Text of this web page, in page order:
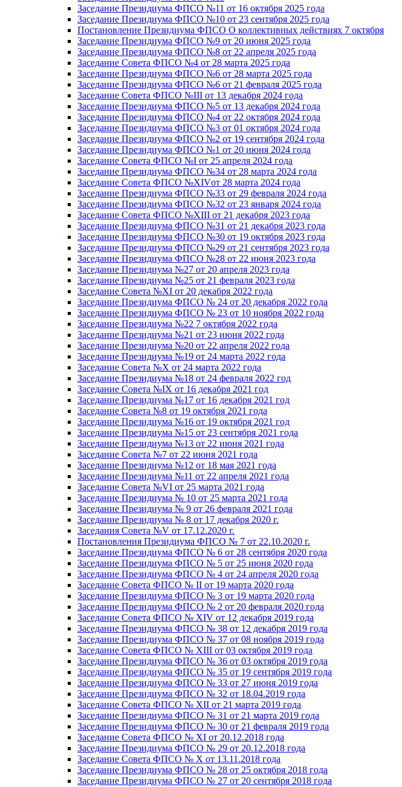
Заседание Президиума ФПСО №11 от 16 октября 2025 года
Заседание Президиума ФПСО №10 от 23 сентября 2025 года
Постановление Президиума ФПСО О коллективных действиях 7 октября
Заседание Президиума ФПСО №9 от 20 июня 2025 года
Заседание Президиума ФПСО №8 от 22 апреля 2025 года
Заседание Совета ФПСО №4 от 28 марта 2025 года
Заседание Президиума ФПСО №6 от 28 марта 2025 года
Заседание Президиума ФПСО №6 от 21 февраля 2025 года
Заседание Совета ФПСО №III от 13 декабря 2024 года
Заседание Президиума ФПСО №5 от 13 декабря 2024 года
Заседание Президиума ФПСО №4 от 22 октября 2024 года
Заседание Президиума ФПСО №3 от 01 октября 2024 года
Заседание Президиума ФПСО №2 от 19 сентября 2024 года
Заседание Президиума ФПСО №1 от 20 июня 2024 года
Заседание Совета ФПСО №I от 25 апреля 2024 года
Заседание Президиума ФПСО №34 от 28 марта 2024 года
Заседание Совета ФПСО №XIVот 28 марта 2024 года
Заседание Президиума ФПСО №33 от 29 февраля 2024 года
Заседание Президиума ФПСО №32 от 23 января 2024 года
Заседание Совета ФПСО №XIII от 21 декабря 2023 года
Заседание Президиума ФПСО №31 от 21 декабря 2023 года
Заседание Президиума ФПСО №30 от 19 октября 2023 года
Заседание Президиума ФПСО №29 от 21 сентября 2023 года
Заседание Президиума ФПСО №28 от 22 июня 2023 года
Заседание Президиума №27 от 20 апреля 2023 года
Заседание Президиума №25 от 21 февраля 2023 года
Заседание Совета №XI от 20 декабря 2022 года
Заседание Президиума ФПСО № 24 от 20 декабря 2022 года
Заседание Президиума ФПСО № 23 от 10 ноября 2022 года
Заседание Президиума №22 7 октября 2022 года
Заседание Президиума №21 от 23 июня 2022 года
Заседание Президиума №20 от 22 апреля 2022 года
Заседание Президиума №19 от 24 марта 2022 года
Заседание Совета №X от 24 марта 2022 года
Заседание Президиума №18 от 24 февраля 2022 год
Заседание Совета №IX от 16 декабря 2021 год
Заседание Президиума №17 от 16 декабря 2021 год
Заседание Совета №8 от 19 октября 2021 года
Заседание Президиума №16 от 19 октября 2021 год
Заседание Президиума №15 от 23 сентября 2021 года
Заседание Президиума №13 от 22 июня 2021 года
Заседание Совета №7 от 22 июня 2021 года
Заседание Президиума №12 от 18 мая 2021 года
Заседание Президиума №11 от 22 апреля 2021 года
Заседание Совета №VI от 25 марта 2021 года
Заседание Президиума № 10 от 25 марта 2021 года
Заседание Президиума № 9 от 26 февраля 2021 года
Заседание Президиума № 8 от 17 декабря 2020 г.
Заседания Совета №V от 17.12.2020 г.
Постановления Президиума ФПСО № 7 от 22.10.2020 г.
Заседание Президиума ФПСО № 6 от 28 сентября 2020 года
Заседание Президиума ФПСО № 5 от 25 июня 2020 года
Заседание Президиума ФПСО № 4 от 24 апреля 2020 года
Заседание Совета ФПСО № II от 19 марта 2020 года
Заседание Президиума ФПСО № 3 от 19 марта 2020 года
Заседание Президиума ФПСО № 2 от 20 февраля 2020 года
Заседание Совета ФПСО № XIV от 12 декабря 2019 года
Заседание Президиума ФПСО № 38 от 12 декабря 2019 года
Заседание Президиума ФПСО № 37 от 08 ноября 2019 года
Заседание Совета ФПСО № XIII от 03 октября 2019 года
Заседание Президиума ФПСО № 36 от 03 октября 2019 года
Заседание Президиума ФПСО № 35 от 19 сентября 2019 года
Заседание Президиума ФПСО № 33 от 27 июня 2019 года
Заседание Президиума ФПСО № 32 от 18.04.2019 года
Заседание Совета ФПСО № XII от 21 марта 2019 года
Заседание Президиума ФПСО № 31 от 21 марта 2019 года
Заседание Президиума ФПСО № 30 от 21 февраля 2019 года
Заседание Совета ФПСО № XI от 20.12.2018 года
Заседание Президиума ФПСО № 29 от 20.12.2018 года
Заседание Совета ФПСО № X от 13.11.2018 года
Заседание Президиума ФПСО № 28 от 25 октября 2018 года
Заседание Президиума ФПСО № 27 от 20 сентября 2018 года